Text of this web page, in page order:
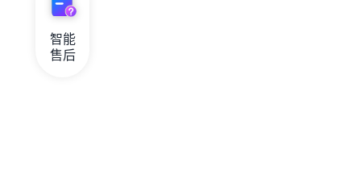
智能
售后